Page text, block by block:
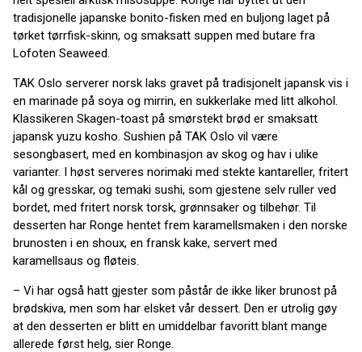
tradisjonelle japanske bonito-fisken med en buljong laget på
tørket tørrfisk-skinn, og smaksatt suppen med butare fra
Lofoten Seaweed.
TAK Oslo serverer norsk laks gravet på tradisjonelt japansk vis i
en marinade på soya og mirrin, en sukkerlake med litt alkohol.
Klassikeren Skagen-toast på smørstekt brød er smaksatt
japansk yuzu kosho. Sushien på TAK Oslo vil være
sesongbasert, med en kombinasjon av skog og hav i ulike
varianter. I høst serveres norimaki med stekte kantareller, fritert
kål og gresskar, og temaki sushi, som gjestene selv ruller ved
bordet, med fritert norsk torsk, grønnsaker og tilbehør. Til
desserten har Ronge hentet frem karamellsmaken i den norske
brunosten i en shoux, en fransk kake, servert med
karamellsaus og fløteis.
– Vi har også hatt gjester som påstår de ikke liker brunost på
brødskiva, men som har elsket vår dessert. Den er utrolig gøy
at den desserten er blitt en umiddelbar favoritt blant mange
allerede først helg, sier Ronge.